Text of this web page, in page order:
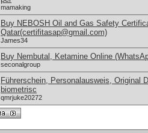
mamaking
Buy NEBOSH Oil and Gas Safety
Qatar(certifitasap@gmail.com)
James34
Buy Nembutal, Ketamine Online
seconalgroup
Führerschein, Personalausweis, Original
biometrisc
qmrjuke20272